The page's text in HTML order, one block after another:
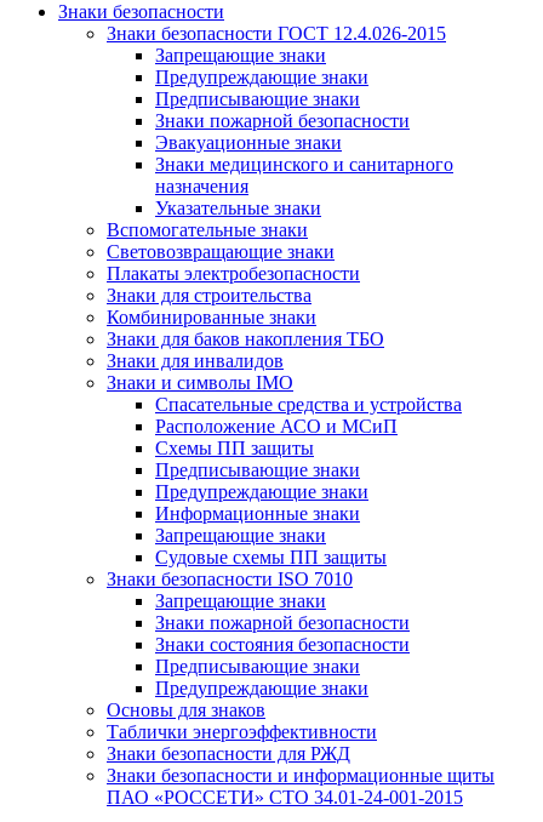
Знаки безопасности
Знаки безопасности ГОСТ 12.4.026-2015
Запрещающие знаки
Предупреждающие знаки
Предписывающие знаки
Знаки пожарной безопасности
Эвакуационные знаки
Знаки медицинского и санитарного
назначения
Указательные знаки
Вспомогательные знаки
Световозвращающие знаки
Плакаты электробезопасности
Знаки для строительства
Комбинированные знаки
Знаки для баков накопления ТБО
Знаки для инвалидов
Знаки и символы IMO
Спасательные средства и устройства
Расположение АСО и МСиП
Схемы ПП защиты
Предписывающие знаки
Предупреждающие знаки
Информационные знаки
Запрещающие знаки
Судовые схемы ПП защиты
Знаки безопасности ISO 7010
Запрещающие знаки
Знаки пожарной безопасности
Знаки состояния безопасности
Предписывающие знаки
Предупреждающие знаки
Основы для знаков
Таблички энергоэффективности
Знаки безопасности для РЖД
Знаки безопасности и информационные щиты
ПАО «РОССЕТИ» СТО 34.01-24-001-2015